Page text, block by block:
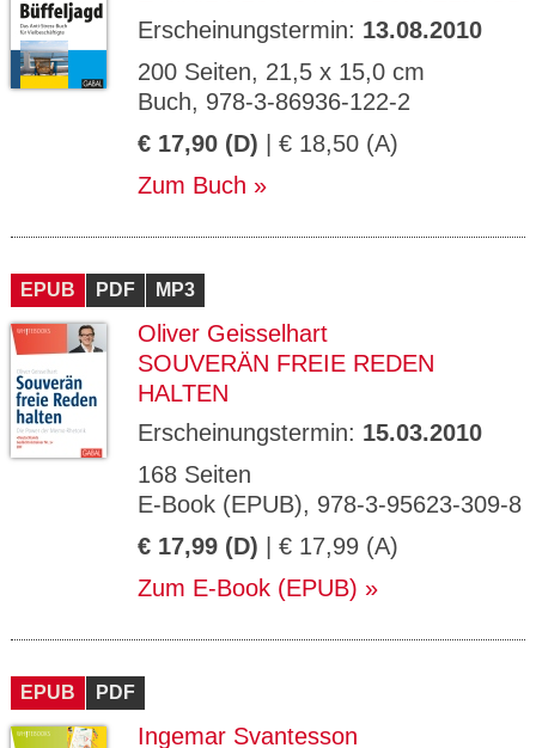
Erscheinungstermin: 13.08.2010
200 Seiten, 21,5 x 15,0 cm
Buch, 978-3-86936-122-2
€ 17,90 (D) | € 18,50 (A)
Zum Buch
EPUB PDF MP3
Oliver Geisselhart
SOUVERÄN FREIE REDEN
HALTEN
Erscheinungstermin: 15.03.2010
168 Seiten
E-Book (EPUB), 978-3-95623-309-8
€ 17,99 (D) | € 17,99 (A)
Zum E-Book (EPUB)
EPUB PDF
Ingemar Svantesson